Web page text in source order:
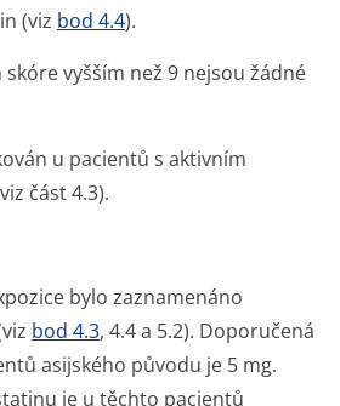
(viz bod 4.4).
skóre vyšším než 9 nejsou žádné
u pacientů s aktivním
část 4.3).
bylo zaznamenáno
bod 4.3, 4.4 a 5.2). Doporučená
asijského původu je 5 mg.
je u těchto pacientů